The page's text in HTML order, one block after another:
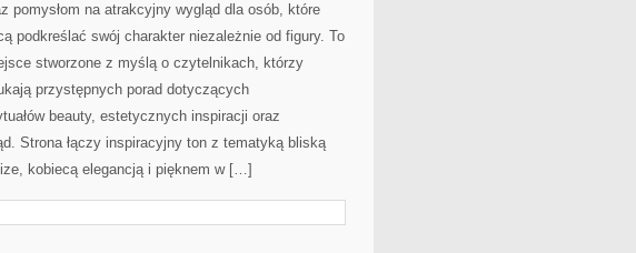
pomysłom na atrakcyjny wygląd dla osób, które
podkreślać swój charakter niezależnie od figury. To
stworzone z myślą o czytelnikach, którzy
przystępnych porad dotyczących
beauty, estetycznych inspiracji oraz
Strona łączy inspiracyjny ton z tematyką bliską
kobiecą elegancją i pięknem w […]